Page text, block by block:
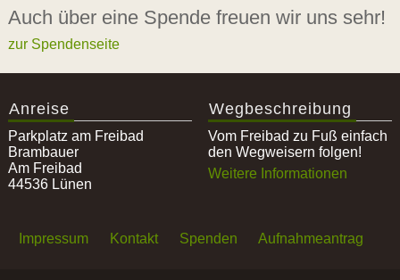
Auch über eine Spende freuen wir uns sehr!
zur Spendenseite
Anreise
Parkplatz am Freibad
Brambauer
Am Freibad
44536 Lünen
Wegbeschreibung
Vom Freibad zu Fuß einfach
den Wegweisern folgen!
Weitere Informationen
Impressum Kontakt Spenden Aufnahmeantrag